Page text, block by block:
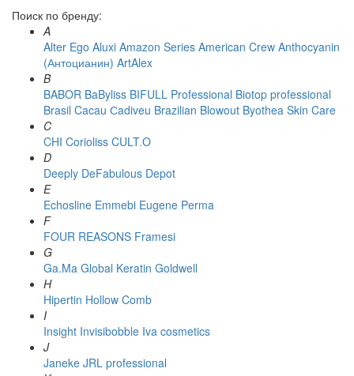
Поиск по бренду:
A
Alter Ego Aluxi Amazon Series American Crew Anthocyanin
(Антоцианин) ArtAlex
B
BABOR BaByliss BIFULL Professional Biotop professional
Brasil Cacau Сadiveu Brazilian Blowout Byothea Skin Care
C
CHI Corioliss CULT.O
D
Deeply DeFabulous Depot
E
Echosline Emmebi Eugene Perma
F
FOUR REASONS Framesi
G
Ga.Ma Global Keratin Goldwell
H
Hipertin Hollow Comb
I
Insight Invisibobble Iva cosmetics
J
Janeke JRL professional